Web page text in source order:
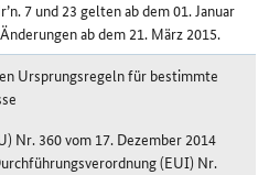
7 und 23 gelten ab dem 01. Januar
ab dem 21. März 2015.
Ursprungsregeln für bestimmte
Nr. 360 vom 17. Dezember 2014
(EUI) Nr.